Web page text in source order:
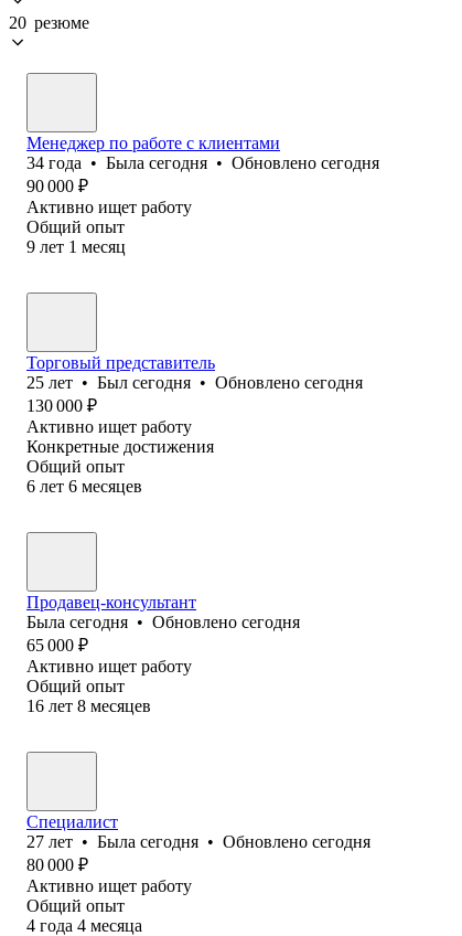
20 резюме
Менеджер по работе с клиентами
34 года • Была сегодня • Обновлено сегодня
90 000 ₽
Активно ищет работу
Общий опыт
9 лет 1 месяц
Торговый представитель
25 лет • Был сегодня • Обновлено сегодня
130 000 ₽
Активно ищет работу
Конкретные достижения
Общий опыт
6 лет 6 месяцев
Продавец-консультант
Была сегодня • Обновлено сегодня
65 000 ₽
Активно ищет работу
Общий опыт
16 лет 8 месяцев
Специалист
27 лет • Была сегодня • Обновлено сегодня
80 000 ₽
Активно ищет работу
Общий опыт
4 года 4 месяца